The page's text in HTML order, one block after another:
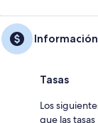
Tasas
Los
que las